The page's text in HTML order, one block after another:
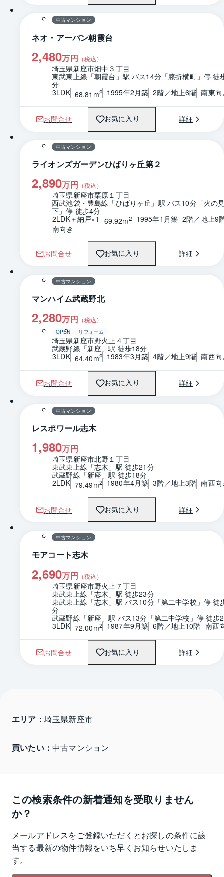
中古マンション
ネオ・アーバン朝霞台
2,480万円 （税込）
埼玉県新座市畑中３丁目
東武東上線「朝霞台」駅 バス14分「膝折横町」停 徒
分
3LDK 68.81m2 1995年2月築 2階／地上6階 南東
お問合せ お気に入り 詳細
1 / 0 間取り
中古マンション
ライオンズガーデンひばりヶ丘第２
2,890万円 （税込）
埼玉県新座市栗原１丁目
西武池袋・豊島線「ひばりヶ丘」駅 バス10分「火の
下」停 徒歩4分
2LDK＋納戸×1
69.92m2 1995年1月築 2階／地上9
南向き
お問合せ お気に入り 詳細
1 / 0 間取り
中古マンション
マンハイム武蔵野北
2,280万円 （税込）
OPEN リフォーム
埼玉県新座市野火止４丁目
武蔵野線「新座」駅 徒歩18分
3LDK 64.40m2 1983年3月築 4階／地上9階 南西
お問合せ お気に入り 詳細
1 / 0 間取り
中古マンション
レスポワール志木
1,980万円
埼玉県新座市北野１丁目
東武東上線「志木」駅 徒歩21分
武蔵野線「新座」駅 徒歩18分
2LDK 79.49m2 1980年4月築 3階／地上3階 南西
お問合せ お気に入り 詳細
1 / 0 間取り
中古マンション
モアコート志木
2,690万円 （税込）
埼玉県新座市野火止７丁目
東武東上線「志木」駅 徒歩23分
東武東上線「志木」駅 バス10分「第二中学校」停 徒
分
武蔵野線「新座」駅 バス13分「第二中学校」停 徒歩
3LDK 72.00m2 1987年9月築 6階／地上10階 南西
お問合せ お気に入り 詳細
エリア： 埼玉県新座市
買いたい： 中古マンション
この検索条件の新着通知を受取りません
か？
メールアドレスをご登録いただくとお探しの条件に該
当する最新の物件情報をいち早くお知らせいたしま
す。